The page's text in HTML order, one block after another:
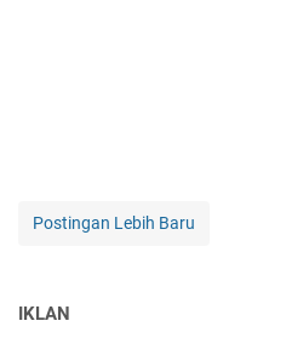
Postingan Lebih Baru
IKLAN